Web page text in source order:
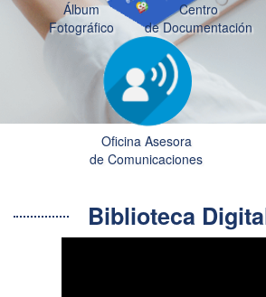
Álbum
Fotográfico
Centro
de Documentación
Oficina Asesora
de Comunicaciones
Biblioteca